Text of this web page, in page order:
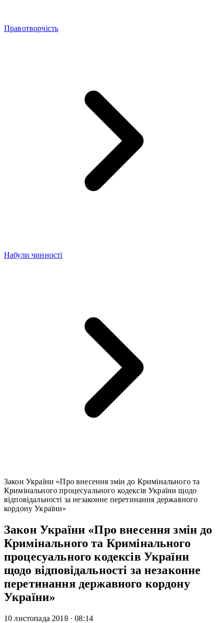
Правотворчість
Набули чинності
Закон України «Про внесення змін до Кримінального та
Кримінального процесуального кодексів України щодо
відповідальності за незаконне перетинання державного
кордону України»
Закон України «Про внесення змін до
Кримінального та Кримінального
процесуального кодексів України
щодо відповідальності за незаконне
перетинання державного кордону
України»
10 листопада 2018 · 08:14